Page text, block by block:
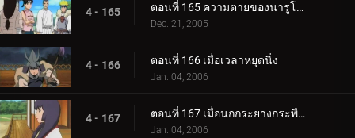
4 - 165 ตอนที่ 165 ความตายของนารูโตะ
Dec. 21, 2005
4 - 166 ตอนที่ 166 เมื่อเวลาหยุดนิ่ง
Jan. 04, 2006
4 - 167 ตอนที่ 167 เมื่อนกกระยางกระพือปีก
Jan. 04, 2006